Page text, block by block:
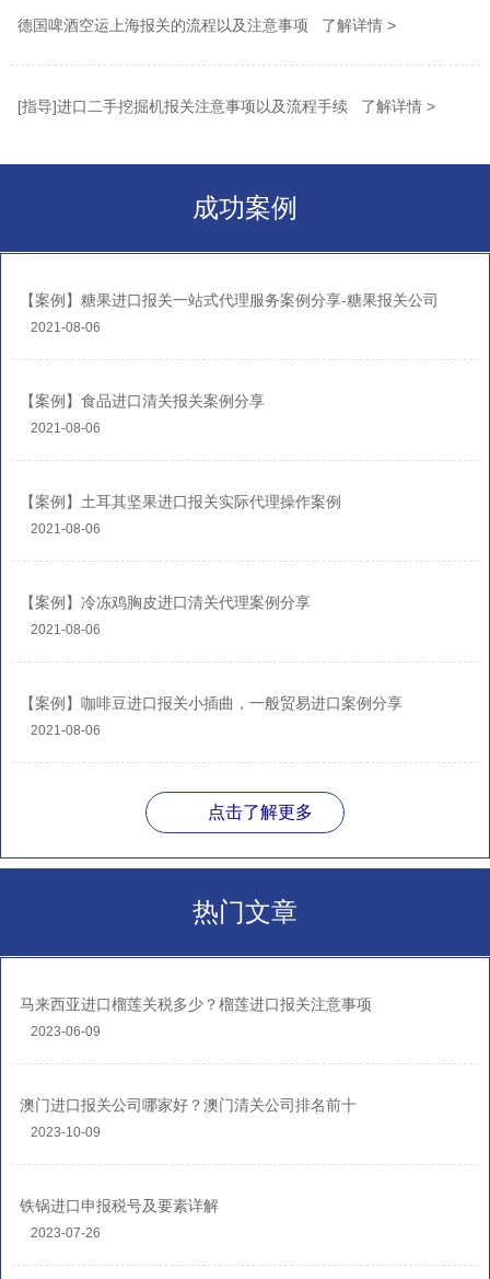
德国啤酒空运上海报关的流程以及注意事项 了解详情 >
[指导]进口二手挖掘机报关注意事项以及流程手续 了解详情 >
成功案例
【案例】糖果进口报关一站式代理服务案例分享-糖果报关公司
2021-08-06
【案例】食品进口清关报关案例分享
2021-08-06
【案例】土耳其坚果进口报关实际代理操作案例
2021-08-06
【案例】冷冻鸡胸皮进口清关代理案例分享
2021-08-06
【案例】咖啡豆进口报关小插曲，一般贸易进口案例分享
2021-08-06
点击了解更多
热门文章
马来西亚进口榴莲关税多少？榴莲进口报关注意事项
2023-06-09
澳门进口报关公司哪家好？澳门清关公司排名前十
2023-10-09
铁锅进口申报税号及要素详解
2023-07-26